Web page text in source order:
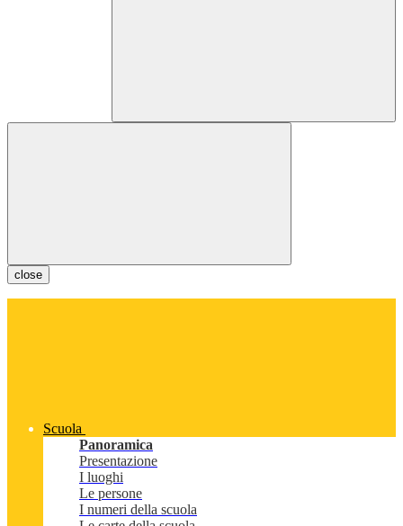
close
Scuola
Panoramica
Presentazione
I luoghi
Le persone
I numeri della scuola